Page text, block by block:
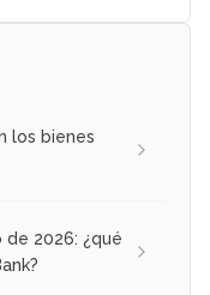
los bienes
de 2026: ¿qué